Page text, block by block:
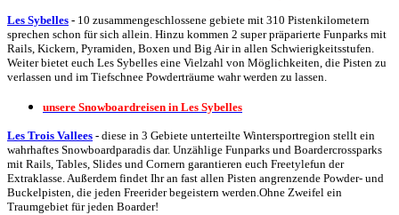
Les Sybelles - 10 zusammengeschlossene gebiete mit 310 Pistenkilometern
sprechen schon für sich allein. Hinzu kommen 2 super präparierte Funparks mit
Rails, Kickern, Pyramiden, Boxen und Big Air in allen Schwierigkeitsstufen.
Weiter bietet euch Les Sybelles eine Vielzahl von Möglichkeiten, die Pisten zu
verlassen und im Tiefschnee Powderträume wahr werden zu lassen.
unsere Snowboardreisen in Les Sybelles
Les Trois Vallees - diese in 3 Gebiete unterteilte Wintersportregion stellt ein
wahrhaftes Snowboardparadis dar. Unzählige Funparks und Boardercrossparks
mit Rails, Tables, Slides und Cornern garantieren euch Freetylefun der
Extraklasse. Außerdem findet Ihr an fast allen Pisten angrenzende Powder- und
Buckelpisten, die jeden Freerider begeistern werden.Ohne Zweifel ein
Traumgebiet für jeden Boarder!